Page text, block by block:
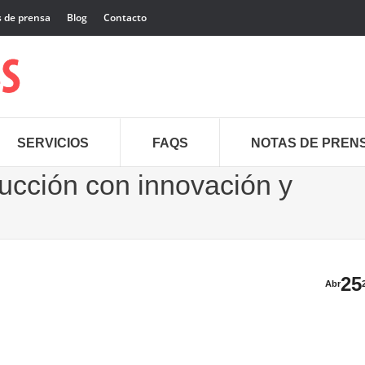
de prensa Blog Contacto
SERVICIOS FAQS NOTAS DE
con innovación y
Abr25